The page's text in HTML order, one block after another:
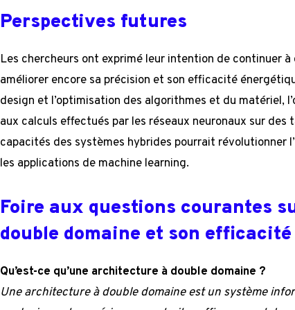
Perspectives futures
Les chercheurs ont exprimé leur intention de continuer
améliorer encore sa précision et son efficacité
design et l’optimisation des algorithmes et du matériel,
aux calculs effectués par les réseaux neuronaux sur des
capacités des systèmes hybrides pourrait révolutionner
les applications de machine learning.
Foire aux questions courantes
double domaine et son
Qu’est-ce qu’une architecture à double domaine ?
Une architecture à double domaine est un système